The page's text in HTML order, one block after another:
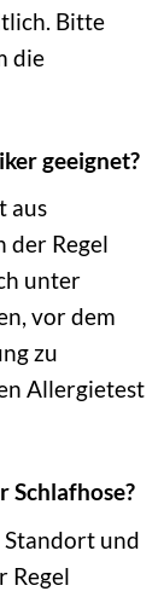
Bitte
die
geeignet?
aus
der Regel
unter
vor dem
zu
Allergietest
Schlafhose?
und
Regel